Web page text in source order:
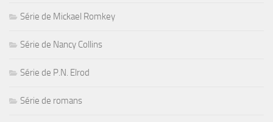
Série de Mickael Romkey
Série de Nancy Collins
Série de P.N. Elrod
Série de romans